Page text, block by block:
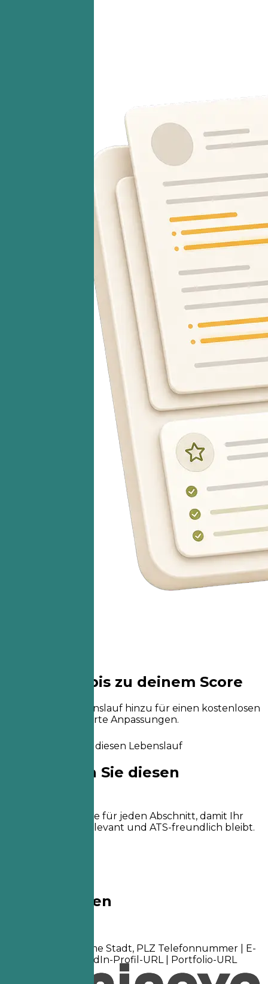
Ein Schritt bis zu deinem Score
Füge deinen Lebenslauf hinzu für einen kostenlosen
Score und priorisierte Anpassungen.
So erstellen Sie diesen Lebenslauf
So erstellen Sie diesen
Praktische Hinweise für jeden Abschnitt, damit Ihr
Lebenslauf klar, relevant und ATS-freundlich bleibt.
Kontaktdaten
Vorname Nachname Stadt, PLZ Telefonnummer | E-
Mail-Adresse LinkedIn-Profil-URL | Portfolio-URL